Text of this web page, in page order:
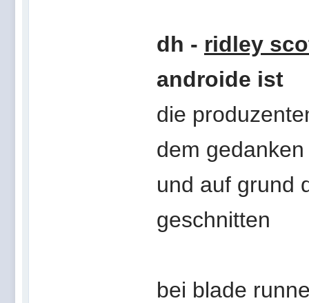
dh - ridley
androide ist
die
dem
und auf grund
geschnitten
bei blade